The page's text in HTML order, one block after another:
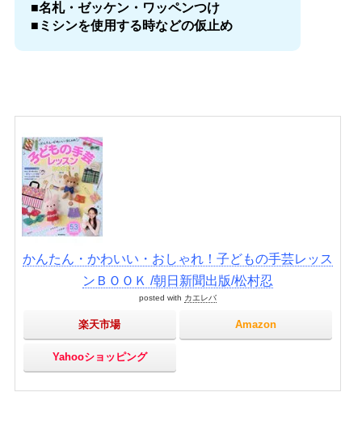
■名札・ゼッケン・ワッペンつけ
■ミシンを使用する時などの仮止め
かんたん・かわいい・おしゃれ！子どもの手芸レッス
ンＢＯＯＫ /朝日新聞出版/松村忍
posted with カエレバ
楽天市場 Amazon
Yahooショッピング